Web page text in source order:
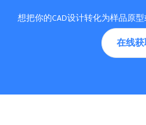
想把你的CAD设计转化为样品原
在线